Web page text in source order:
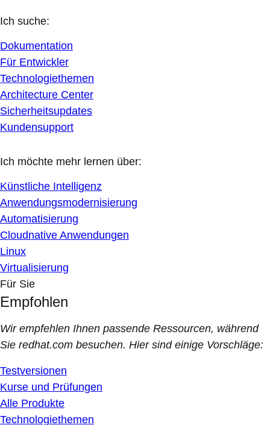
Ich suche:
Dokumentation
Für Entwickler
Technologiethemen
Architecture Center
Sicherheitsupdates
Kundensupport
Ich möchte mehr lernen über:
Künstliche Intelligenz
Anwendungsmodernisierung
Automatisierung
Cloudnative Anwendungen
Linux
Virtualisierung
Für Sie
Empfohlen
Wir empfehlen Ihnen passende Ressourcen, während
Sie redhat.com besuchen. Hier sind einige Vorschläge:
Testversionen
Kurse und Prüfungen
Alle Produkte
Technologiethemen